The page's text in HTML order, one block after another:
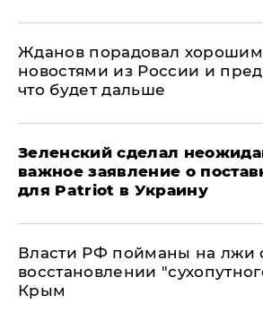
Жданов порадовал
новостями из России и
что будет дальше
Зеленский сделал
важное заявление о
для Patriot в Украину
Власти РФ пойманы на лжи
восстановлении
Крым